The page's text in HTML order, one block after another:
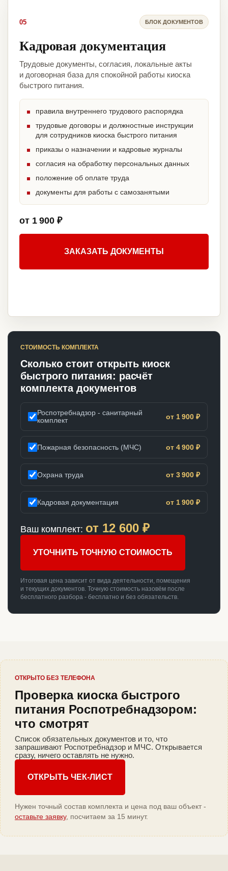
05 БЛОК ДОКУМЕНТОВ
Кадровая документация
Трудовые документы, согласия, локальные акты
и договорная база для спокойной работы киоска
быстрого питания.
правила внутреннего трудового распорядка
трудовые договоры и должностные инструкции
для сотрудников киоска быстрого питания
приказы о назначении и кадровые журналы
согласия на обработку персональных данных
положение об оплате труда
документы для работы с самозанятыми
от 1 900 ₽
ЗАКАЗАТЬ ДОКУМЕНТЫ
СТОИМОСТЬ КОМПЛЕКТА
Сколько стоит открыть киоск
быстрого питания: расчёт
комплекта документов
Роспотребнадзор - санитарный
комплект
от 1 900 ₽
Пожарная безопасность (МЧС) от 4 900 ₽
Охрана труда от 3 900 ₽
Кадровая документация от 1 900 ₽
Ваш комплект: от 12 600 ₽
УТОЧНИТЬ ТОЧНУЮ СТОИМОСТЬ
Итоговая цена зависит от вида деятельности, помещения
и текущих документов. Точную стоимость назовём после
бесплатного разбора - бесплатно и без обязательств.
ОТКРЫТО БЕЗ ТЕЛЕФОНА
Проверка киоска быстрого
питания Роспотребнадзором:
что смотрят
Список обязательных документов и то, что
запрашивают Роспотребнадзор и МЧС. Открывается
сразу, ничего оставлять не нужно.
ОТКРЫТЬ ЧЕК-ЛИСТ
Нужен точный состав комплекта и цена под ваш объект -
оставьте заявку, посчитаем за 15 минут.